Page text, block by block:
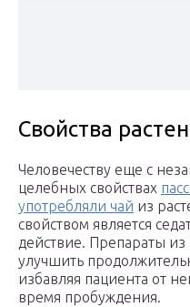
Свойства
Человечеству еще с
целебных свойствах
употребляли чай из
свойством является
действие. Препараты
улучшить
избавляя пациента от
время пробуждения.